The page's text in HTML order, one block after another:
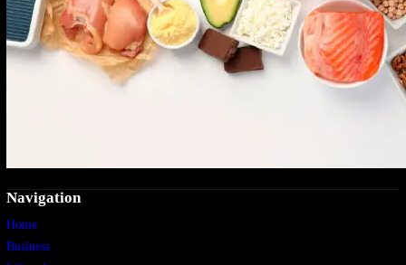
Navigation
Home
Business